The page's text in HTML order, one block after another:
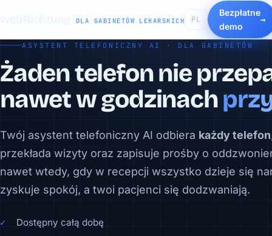
DLA GABINETÓW LEKARSKICH PL
Bezpłatne
demo
ASYSTENT TELEFONICZNY AI · DLA GABINETÓW
Żaden telefon nie
nawet w godzinach
Twój asystent telefoniczny AI odbiera każdy telefon
przekłada wizyty oraz zapisuje prośby o
nawet wtedy, gdy w recepcji wszystko dzieje się
zyskuje spokój, a twoi pacjenci się dodzwaniają.
Dostępny całą dobę